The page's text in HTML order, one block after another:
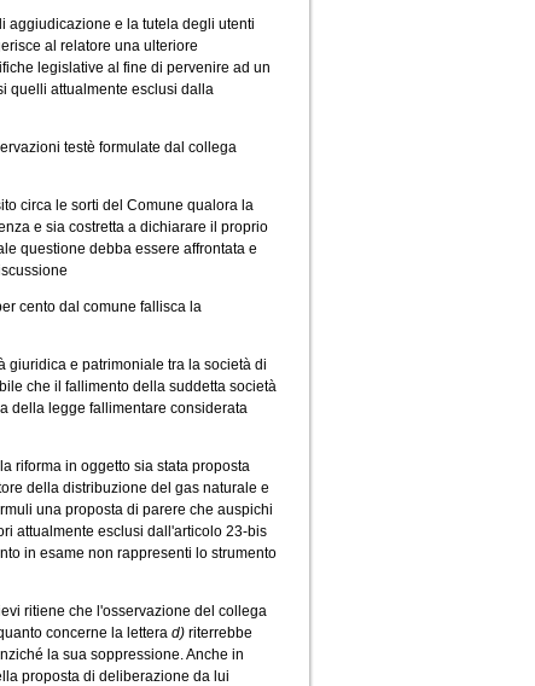
aggiudicazione e la tutela degli utenti
al relatore una ulteriore
legislative al fine di pervenire ad un
quelli attualmente esclusi dalla
testè formulate dal collega
circa le sorti del Comune qualora la
e sia costretta a dichiarare il proprio
questione debba essere affrontata e
cento dal comune fallisca la
giuridica e patrimoniale tra la società di
che il fallimento della suddetta società
della legge fallimentare considerata
riforma in oggetto sia stata proposta
della distribuzione del gas naturale e
una proposta di parere che auspichi
attualmente esclusi dall'articolo 23-bis
in esame non rappresenti lo strumento
ritiene che l'osservazione del collega
concerne la lettera d) riterrebbe
la sua soppressione. Anche in
proposta di deliberazione da lui